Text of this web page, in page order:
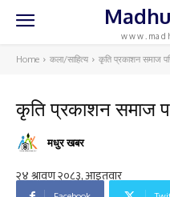
Home कला/साहित्य कृति प्रकाशन समाज
कृति प्रकाशन समाज
मधुर खबर